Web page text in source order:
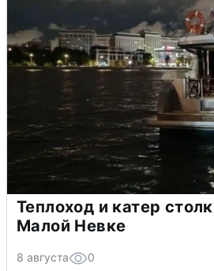
Теплоход и катер
Малой Невке
8 августа 0